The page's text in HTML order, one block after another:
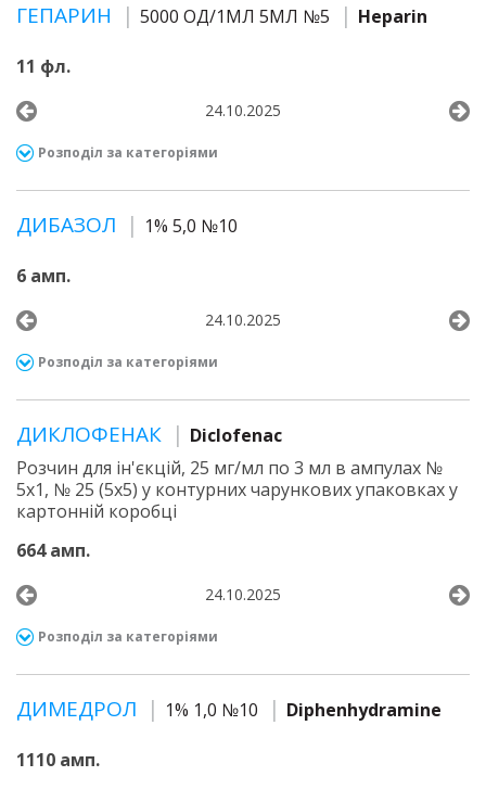
ГЕПАРИН 5000 ОД/1МЛ 5МЛ №5 Heparin
11 фл.
24.10.2025
Розподіл за категоріями
ДИБАЗОЛ 1% 5,0 №10
6 амп.
24.10.2025
Розподіл за категоріями
ДИКЛОФЕНАК
Diclofenac
Розчин для ін'єкцій, 25 мг/мл по 3 мл в ампулах №
5х1, № 25 (5х5) у контурних чарункових упаковках у
картонній коробці
664 амп.
24.10.2025
Розподіл за категоріями
ДИМЕДРОЛ 1% 1,0 №10 Diphenhydramine
1110 амп.